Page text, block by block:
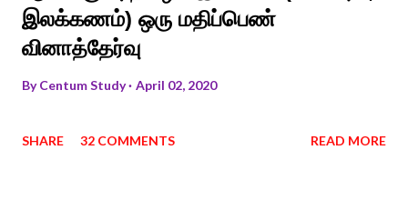
இலக்கணம்) ஒரு மதிப்பெண்
வினாத்தேர்வு
ByCentum Study April 02, 2020
SHARE 32 COMMENTS READ MORE